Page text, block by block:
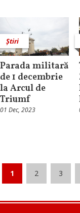
Știri
Parada militară
de 1 decembrie
la Arcul de
Triumf
01 Dec, 2023
1 2 3